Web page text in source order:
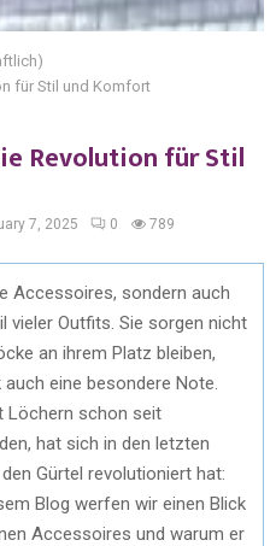
für Stil und Komfort
Revolution für Stil
7, 2025 0 789
Accessoires, sondern auch
vieler Outfits. Sie sorgen nicht
an ihrem Platz bleiben,
eine besondere Note.
Löchern schon seit
hat sich in den letzten
Gürtel revolutioniert hat:
Blog werfen wir einen Blick
Accessoires und warum er